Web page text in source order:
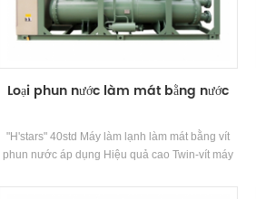
Loại phun nước làm mát bằng nước
"H'stars" 40std Máy làm lạnh làm mát bằng vít
phun nước áp dụng Hiệu quả cao Twin-vít máy
bay hơi, R22, chỉ 34A Chất làm lạnh, hiệu quả